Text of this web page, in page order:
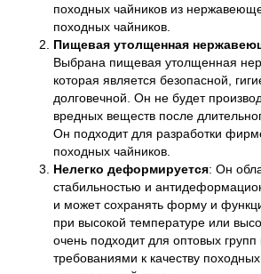
походных чайников из
походных чайников.
Пищевая утолщенная
Выбрана пищевая утолщенная
которая является безопасной,
долговечной. Он не будет
вредных веществ после
Он подходит для разработки
походных чайников.
Нелегко деформируется: Он
стабильностью и
и может сохранять форму и
при высокой температуре или
очень подходит для оптовых групп
требованиями к качеству